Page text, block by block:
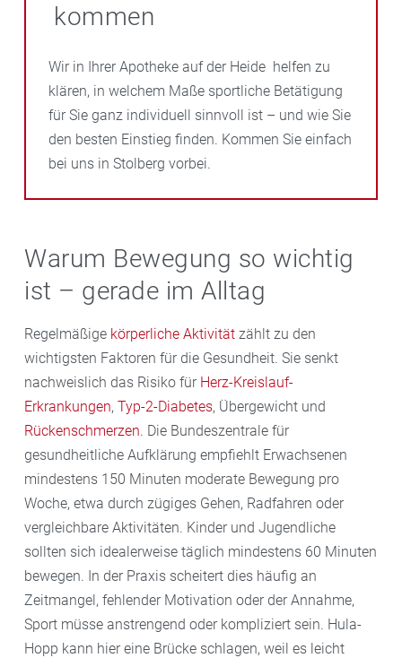
kommen
Wir in Ihrer Apotheke auf der Heide helfen zu
klären, in welchem Maße sportliche Betätigung
für Sie ganz individuell sinnvoll ist – und wie Sie
den besten Einstieg finden. Kommen Sie einfach
bei uns in Stolberg vorbei.
Warum Bewegung so wichtig
ist – gerade im Alltag
Regelmäßige körperliche Aktivität zählt zu den
wichtigsten Faktoren für die Gesundheit. Sie senkt
nachweislich das Risiko für Herz-Kreislauf-
Erkrankungen, Typ-2-Diabetes, Übergewicht und
Rückenschmerzen. Die Bundeszentrale für
gesundheitliche Aufklärung empfiehlt Erwachsenen
mindestens 150 Minuten moderate Bewegung pro
Woche, etwa durch zügiges Gehen, Radfahren oder
vergleichbare Aktivitäten. Kinder und Jugendliche
sollten sich idealerweise täglich mindestens 60 Minuten
bewegen. In der Praxis scheitert dies häufig an
Zeitmangel, fehlender Motivation oder der Annahme,
Sport müsse anstrengend oder kompliziert sein. Hula-
Hopp kann hier eine Brücke schlagen, weil es leicht